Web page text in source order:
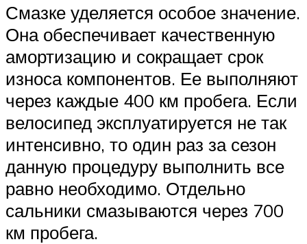
Смазке уделяется особое значение.
Она обеспечивает качественную
амортизацию и сокращает срок
износа компонентов. Ее выполняют
через каждые 400 км пробега. Если
велосипед эксплуатируется не так
интенсивно, то один раз за сезон
данную процедуру выполнить все
равно необходимо. Отдельно
сальники смазываются через 700
км пробега.